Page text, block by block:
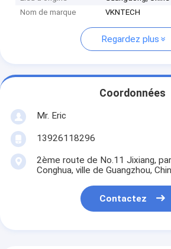
Nom de marque
VKNTECH
Regardez plus
Coordonnées
Mr. Eric
13926118296
2ème route de No.11 Jixiang,
Conghua, ville de Guangzhou,
Contactez